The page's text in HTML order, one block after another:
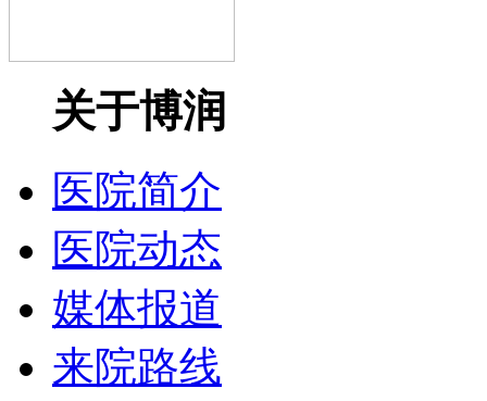
关于博润
医院简介
医院动态
媒体报道
来院路线